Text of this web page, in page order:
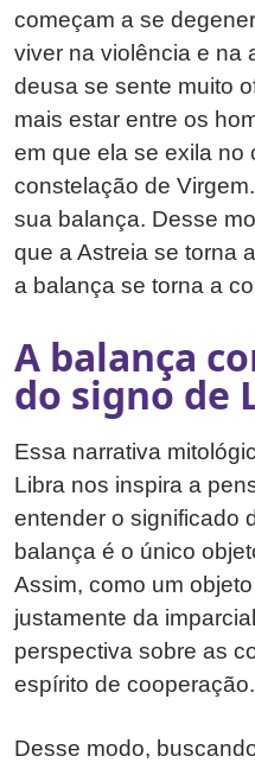
começam a se
viver na violência e na
deusa se sente muito
mais estar entre os
em que ela se exila no
constelação de
sua balança. Desse
que a Astreia se torna
a balança se torna a
A balança
do signo de
Essa narrativa
Libra nos inspira a
entender o significado
balança é o único
Assim, como um
justamente da
perspectiva sobre as
espírito de cooperação.
Desse modo,